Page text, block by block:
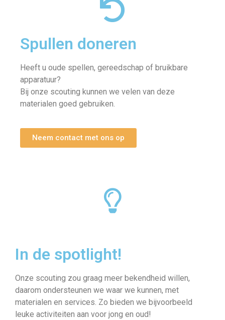
Spullen doneren
Heeft u oude spellen, gereedschap of bruikbare
apparatuur?
Bij onze scouting kunnen we velen van deze
materialen goed gebruiken.
Neem contact met ons op
In de spotlight!
Onze scouting zou graag meer bekendheid willen,
daarom ondersteunen we waar we kunnen, met
materialen en services. Zo bieden we bijvoorbeeld
leuke activiteiten aan voor jong en oud!